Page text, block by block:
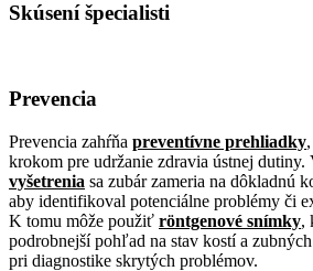
Skúsení špecialisti
Prevencia
Prevencia zahŕňa preventívne prehliadky
krokom pre udržanie zdravia ústnej dutiny.
vyšetrenia sa zubár zameria na dôkladnú
aby identifikoval potenciálne problémy či
K tomu môže použiť röntgenové snímky,
podrobnejší pohľad na stav kostí a
pri diagnostike skrytých problémov.